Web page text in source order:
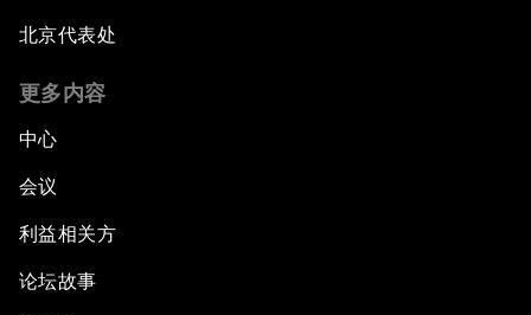
北京代表处
更多内容
中心
会议
利益相关方
论坛故事